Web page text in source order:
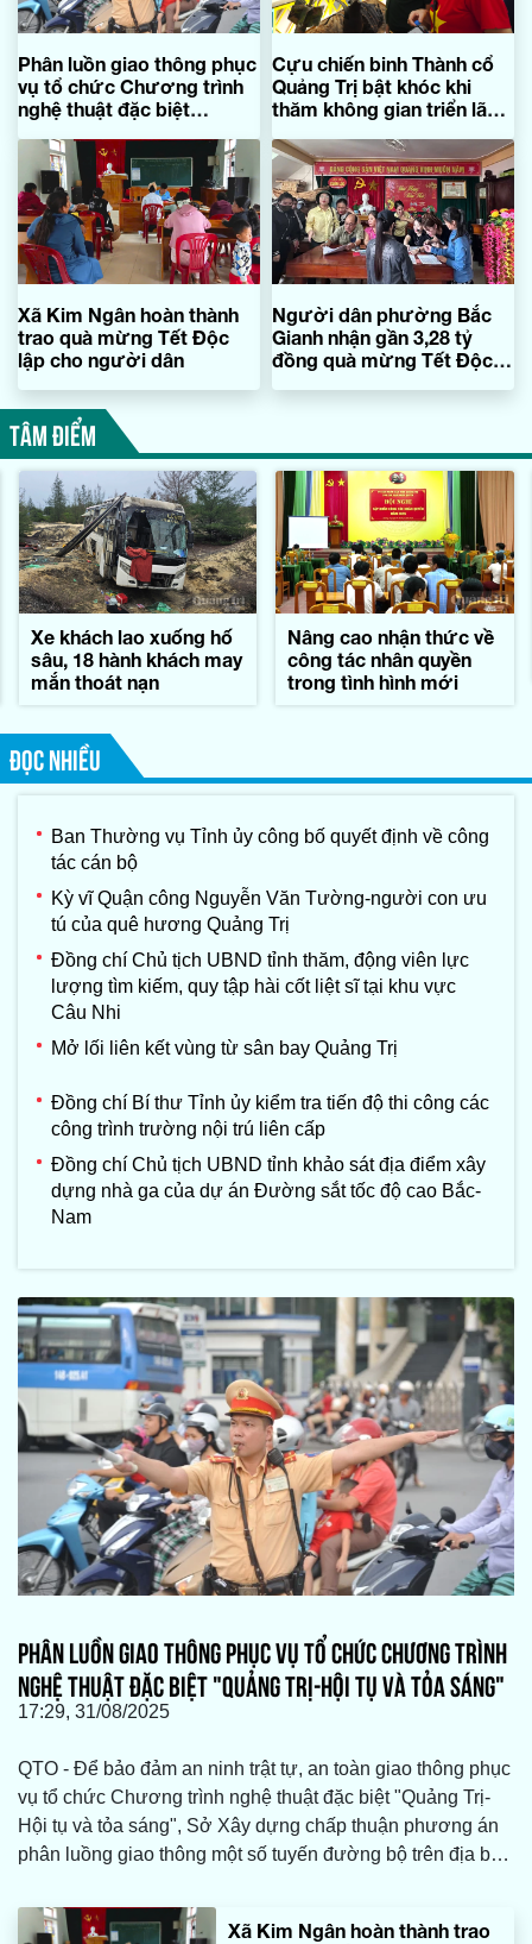
Phân luồn giao thông phục
vụ tổ chức Chương trình
nghệ thuật đặc biệt
sáng"
Cựu chiến binh Thành cổ
Quảng Trị bật khóc khi
thăm không gian triển lãm
Xã Kim Ngân hoàn thành
trao quà mừng Tết Độc
lập cho người dân
Người dân phường Bắc
Gianh nhận gần 3,28 tỷ
đồng quà mừng Tết Độc
TÂM ĐIỂM
Xe khách lao xuống hố
sâu, 18 hành khách may
mắn thoát nạn
Nâng cao nhận thức về
công tác nhân quyền
trong tình hình mới
ĐỌC NHIỀU
Ban Thường vụ Tỉnh ủy công bố quyết định về công
tác cán bộ
Kỳ vĩ Quận công Nguyễn Văn Tường-người con ưu
tú của quê hương Quảng Trị
Đồng chí Chủ tịch UBND tỉnh thăm, động viên lực
lượng tìm kiếm, quy tập hài cốt liệt sĩ tại khu vực
Câu Nhi
Mở lối liên kết vùng từ sân bay Quảng Trị
Đồng chí Bí thư Tỉnh ủy kiểm tra tiến độ thi công các
công trình trường nội trú liên cấp
Đồng chí Chủ tịch UBND tỉnh khảo sát địa điểm xây
dựng nhà ga của dự án Đường sắt tốc độ cao Bắc-
Nam
PHÂN LUỒN GIAO THÔNG PHỤC VỤ TỔ CHỨC CHƯƠNG TRÌNH
NGHỆ THUẬT ĐẶC BIỆT "QUẢNG TRỊ-HỘI TỤ VÀ TỎA SÁNG"
17:29, 31/08/2025
QTO - Để bảo đảm an ninh trật tự, an toàn giao thông phục
vụ tổ chức Chương trình nghệ thuật đặc biệt "Quảng Trị-
Hội tụ và tỏa sáng", Sở Xây dựng chấp thuận phương án
phân luồng giao thông một số tuyến đường bộ trên địa bàn
Xã Kim Ngân hoàn thành trao